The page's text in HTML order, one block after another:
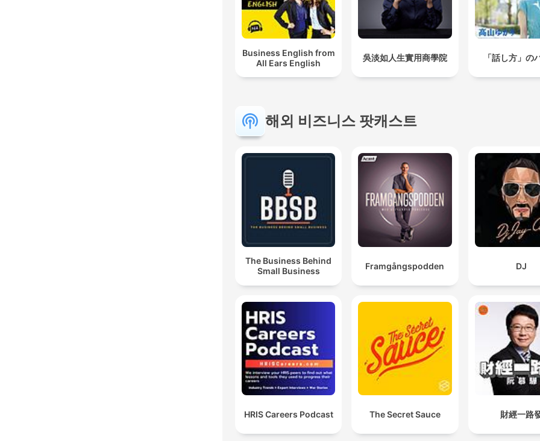
Business English from
All Ears English
吳淡如人生實用商學院 「話し方」の
해외 비즈니스 팟캐스트
The Business Behind
Small Business
Framgångspodden DJ
HRIS Careers Podcast The Secret Sauce 財經一路